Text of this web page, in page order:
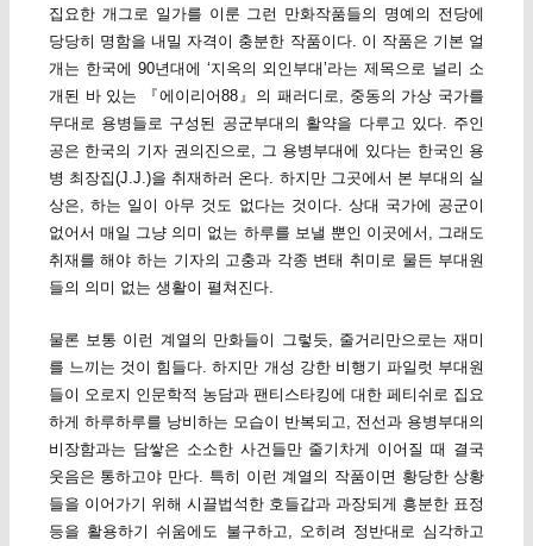
집요한 개그로 일가를 이룬 그런 만화작품들의 명예의 전당에
당당히 명함을 내밀 자격이 충분한 작품이다. 이 작품은 기본 얼
개는 한국에 90년대에 ‘지옥의 외인부대’라는 제목으로 널리 소
개된 바 있는 『에이리어88』의 패러디로, 중동의 가상 국가를
무대로 용병들로 구성된 공군부대의 활약을 다루고 있다. 주인
공은 한국의 기자 권의진으로, 그 용병부대에 있다는 한국인 용
병 최장집(J.J.)을 취재하러 온다. 하지만 그곳에서 본 부대의 실
상은, 하는 일이 아무 것도 없다는 것이다. 상대 국가에 공군이
없어서 매일 그냥 의미 없는 하루를 보낼 뿐인 이곳에서, 그래도
취재를 해야 하는 기자의 고충과 각종 변태 취미로 물든 부대원
들의 의미 없는 생활이 펼쳐진다.
물론 보통 이런 계열의 만화들이 그렇듯, 줄거리만으로는 재미
를 느끼는 것이 힘들다. 하지만 개성 강한 비행기 파일럿 부대원
들이 오로지 인문학적 농담과 팬티스타킹에 대한 페티쉬로 집요
하게 하루하루를 낭비하는 모습이 반복되고, 전선과 용병부대의
비장함과는 담쌓은 소소한 사건들만 줄기차게 이어질 때 결국
웃음은 통하고야 만다. 특히 이런 계열의 작품이면 황당한 상황
들을 이어가기 위해 시끌법석한 호들갑과 과장되게 흥분한 표정
등을 활용하기 쉬움에도 불구하고, 오히려 정반대로 심각하고